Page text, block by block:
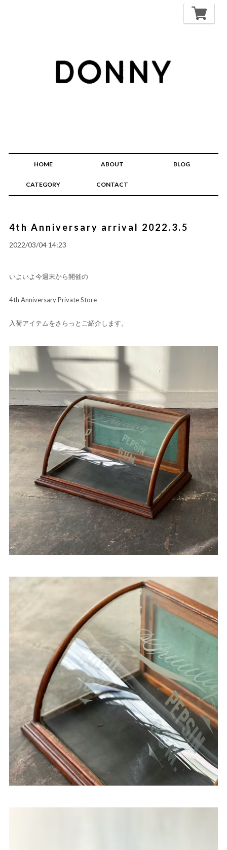
HOME ABOUT BLOG
CATEGORY CONTACT
4th Anniversary arrival 2022.3.5
2022/03/04 14:23
いよいよ今週末から開催の
4th Anniversary Private Store
入荷アイテムをさらっとご紹介します。